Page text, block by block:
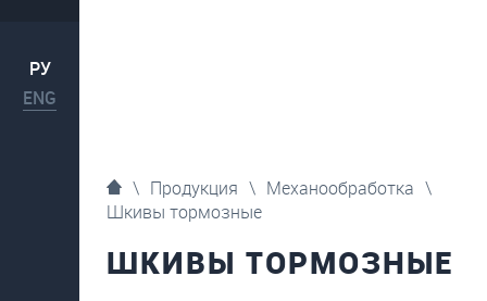
РУ
ENG
\ Продукция \ Механообработка \
Шкивы тормозные
ШКИВЫ ТОРМОЗНЫЕ